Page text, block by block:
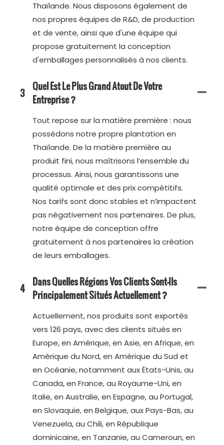
Thaïlande. Nous disposons également de
nos propres équipes de R&D, de production
et de vente, ainsi que d'une équipe qui
propose gratuitement la conception
d'emballages personnalisés à nos clients.
3 Quel Est Le Plus Grand Atout De Votre
Entreprise ?
Tout repose sur la matière première : nous
possédons notre propre plantation en
Thaïlande. De la matière première au
produit fini, nous maîtrisons l’ensemble du
processus. Ainsi, nous garantissons une
qualité optimale et des prix compétitifs.
Nos tarifs sont donc stables et n’impactent
pas négativement nos partenaires. De plus,
notre équipe de conception offre
gratuitement à nos partenaires la création
de leurs emballages.
4 Dans Quelles Régions Vos Clients Sont-Ils
Principalement Situés Actuellement ?
Actuellement, nos produits sont exportés
vers 126 pays, avec des clients situés en
Europe, en Amérique, en Asie, en Afrique, en
Amérique du Nord, en Amérique du Sud et
en Océanie, notamment aux États-Unis, au
Canada, en France, au Royaume-Uni, en
Italie, en Australie, en Espagne, au Portugal,
en Slovaquie, en Belgique, aux Pays-Bas, au
Venezuela, au Chili, en République
dominicaine, en Tanzanie, au Cameroun, en